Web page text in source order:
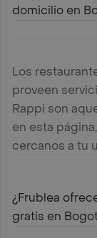
domicilio en
Los
proveen
Rappi son
en esta
cercanos a tu
¿Frublea
gratis en